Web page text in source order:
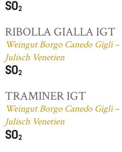
RIBOLLA GIALLA IGT
Weingut Borgo Canedo Gigli –
Julisch Venetien
TRAMINER IGT
Weingut Borgo Canedo Gigli –
Julisch Venetien